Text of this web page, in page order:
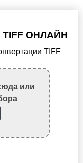
ОНЛАЙН
TIFF
или